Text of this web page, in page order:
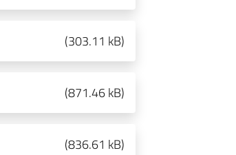
(303.11 kB)
(871.46 kB)
(836.61 kB)